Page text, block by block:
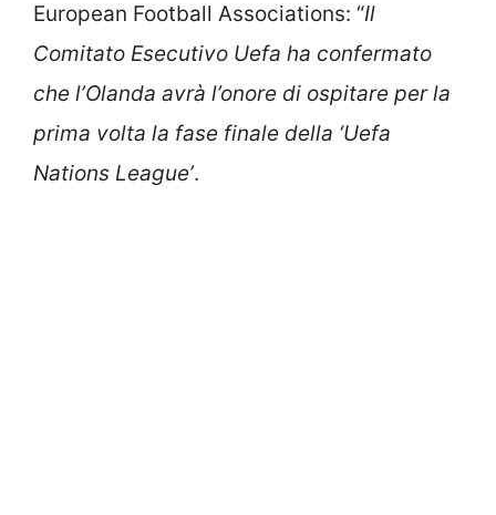
European Football Associations: “Il
Comitato Esecutivo Uefa ha confermato
che l’Olanda avrà l’onore di ospitare per la
prima volta la fase finale della ‘Uefa
Nations League’.